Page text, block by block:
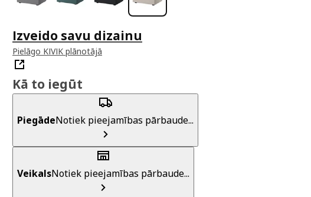
Izveido savu dizainu
Pielāgo KIVIK plānotājā
Kā to iegūt
PiegādeNotiek pieejamības pārbaude...
VeikalsNotiek pieejamības pārbaude...